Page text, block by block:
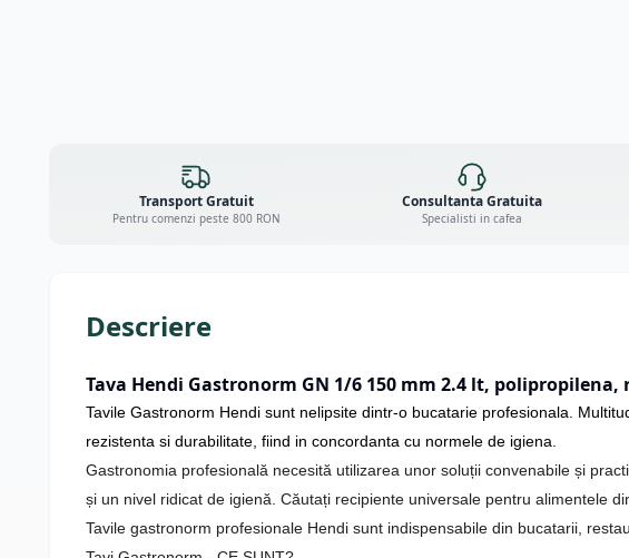
Transport Gratuit
Pentru comenzi peste 800 RON
Consultanta Gratuita
Specialisti in cafea
Descriere
Tava Hendi Gastronorm GN 1/6 150 mm 2.4 lt,
Tavile Gastronorm Hendi sunt nelipsite dintr-o bucatarie profesionala.
rezistenta si durabilitate, fiind in concordanta cu normele de igiena.
Gastronomia profesională necesită utilizarea unor soluții convenabile și
și un nivel ridicat de igienă. Căutați recipiente universale pentru alimentele
Tavile gastronorm profesionale Hendi sunt indispensabile din bucatarii,